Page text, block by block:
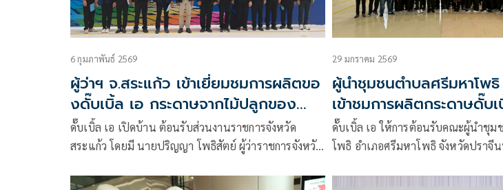
6 กุมภาพันธ์ 2569
ผู้ว่าฯ จ.สระแก้ว เข้าเยี่ยมชมการผลิตขอ
งดั๊บเบิ้ล เอ กระดาษจากไม้ปลูกของ
เกษตรกร พัฒนาเศรษฐกิจชุมชนที่ยั่งยืน
ดั๊บเบิ้ล เอ เปิดบ้าน ต้อนรับส่วนงานราชการจังหวัด
สระแก้ว โดยมี นายปริญญา โพธิสัตย์ ผู้ว่าราชการจังหวัด
ชมกระบวนการผลิตเยื่อและกระดาษที่ใช้เทคโนโลยีชั้น
29 มกราคม 2569
ผู้นำชุมชนตําบลศรีมหาโพ
เข้าชมการผลิตกระดาษดั๊บ
ปลูกเกษตรกร ส่งออกไปทั่
ดั๊บเบิ้ล เอ ให้การต้อนรับคณะผู้นำชุม
โพธิ อำเภอศรีมหาโพธิ จังหวัดปราจี